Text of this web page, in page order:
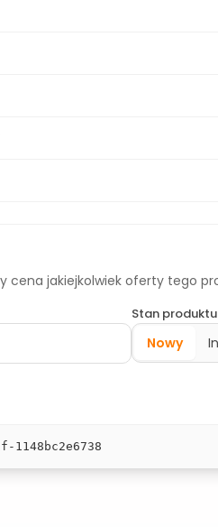
cena jakiejkolwiek oferty tego
Stan produktu
Nowy
1148bc2e6738